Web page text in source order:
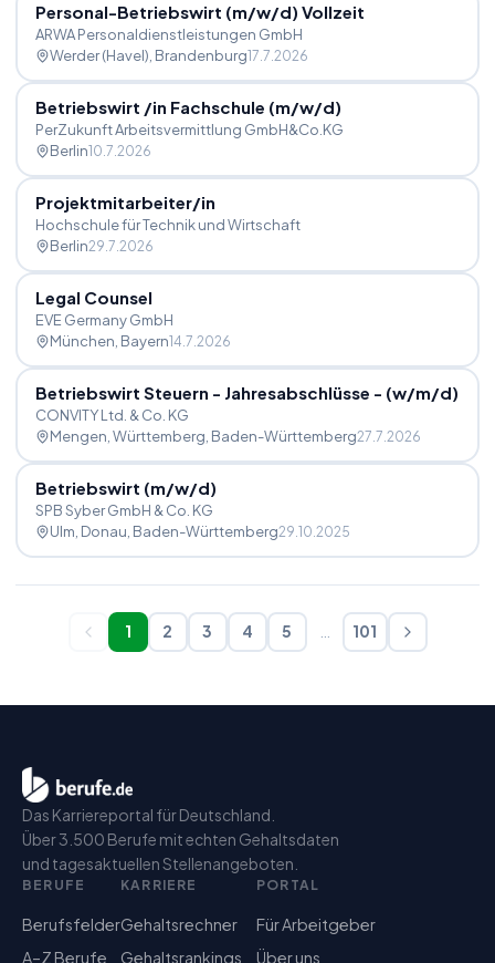
Personal-Betriebswirt (m/w/d) Vollzeit
ARWA Personaldienstleistungen GmbH
Werder (Havel) , Brandenburg17.7.2026
Betriebswirt /in Fachschule (m/w/d)
PerZukunft Arbeitsvermittlung GmbH&Co.KG
Berlin10.7.2026
Projektmitarbeiter/in
Hochschule für Technik und Wirtschaft
Berlin29.7.2026
Legal Counsel
EVE Germany GmbH
München , Bayern14.7.2026
Betriebswirt Steuern - Jahresabschlüsse - (w/m/d)
CONVITY Ltd. & Co. KG
Mengen, Württemberg , Baden-Württemberg27.7.2026
Betriebswirt (m/w/d)
SPB Syber GmbH & Co. KG
Ulm, Donau , Baden-Württemberg29.10.2025
1 2 3 4 5 101
Das Karriereportal für Deutschland.
Über 3.500 Berufe mit echten Gehaltsdaten
und tagesaktuellen Stellenangeboten.
BERUFE
Berufsfelder
A–Z Berufe
KARRIERE
Gehaltsrechner
Gehaltsrankings
PORTAL
Für Arbeitgeber
Über uns